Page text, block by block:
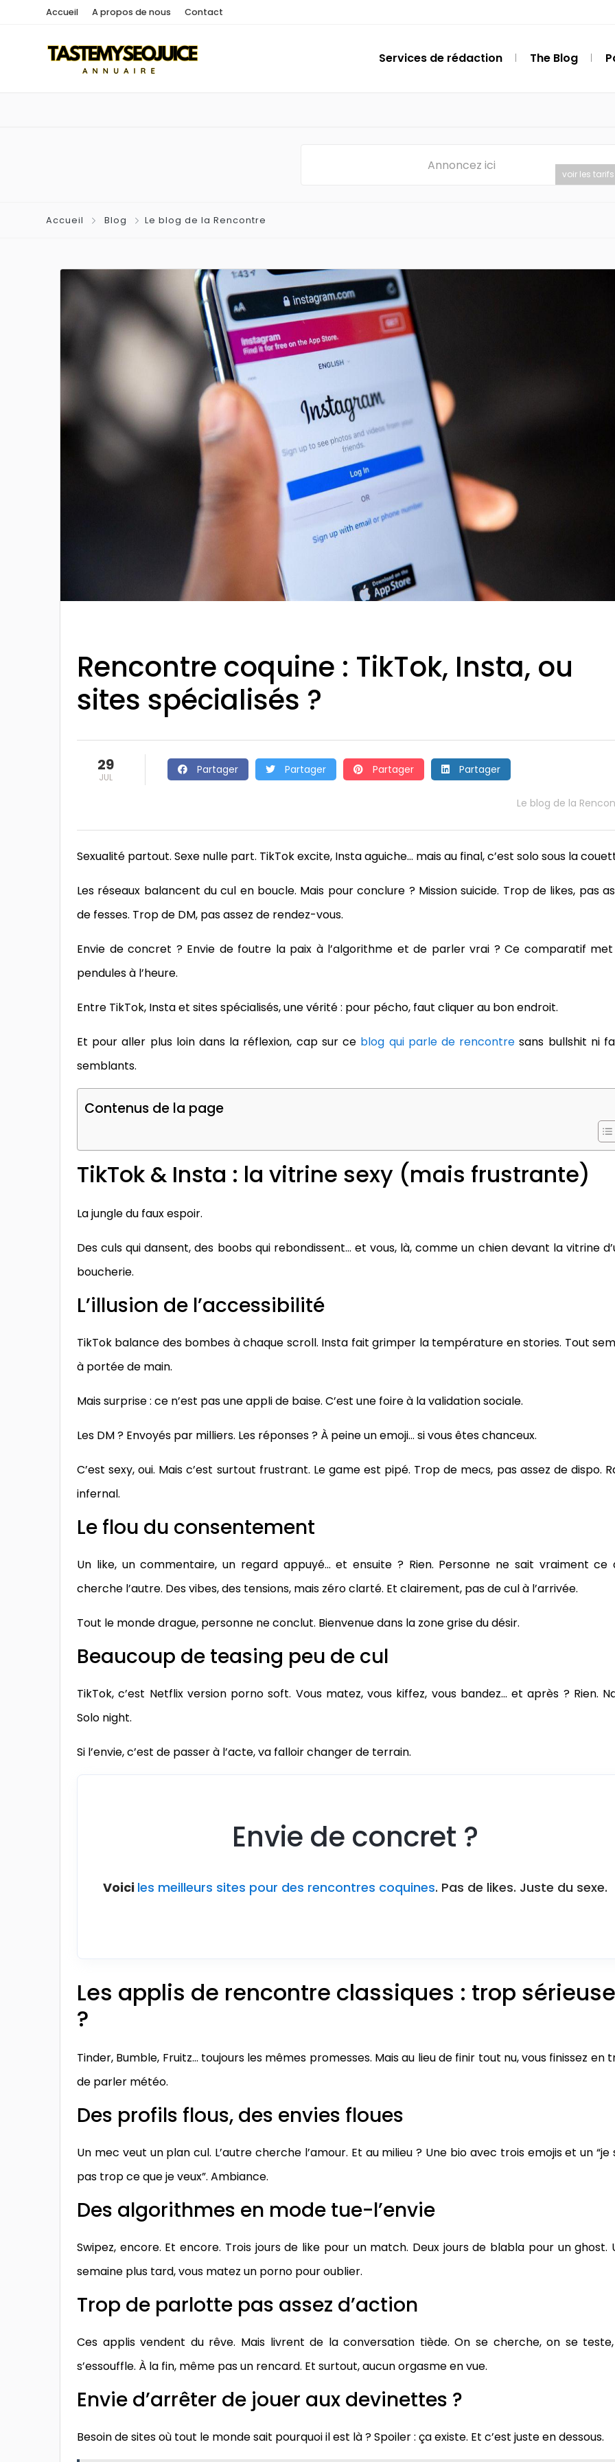
Accueil A propos de nous Contact
Services de rédaction The Blog
Annoncez ici
voir les tarifs
Accueil Blog Le blog de la Rencontre
Rencontre coquine : TikTok, Insta, ou
sites spécialisés ?
29
JUL
Partager Partager Partager Partager
Le blog de la
Sexualité partout. Sexe nulle part. TikTok excite, Insta aguiche… mais au final, c’est solo sous la
Les réseaux balancent du cul en boucle. Mais pour conclure ? Mission suicide. Trop de likes, pas
de fesses. Trop de DM, pas assez de rendez-vous.
Envie de concret ? Envie de foutre la paix à l’algorithme et de parler vrai ? Ce comparatif
pendules à l’heure.
Entre TikTok, Insta et sites spécialisés, une vérité : pour pécho, faut cliquer au bon endroit.
Et pour aller plus loin dans la réflexion, cap sur ce blog qui parle de rencontre sans bullshit ni
semblants.
Contenus de la page
TikTok & Insta : la vitrine sexy (mais frustrante)
La jungle du faux espoir.
Des culs qui dansent, des boobs qui rebondissent… et vous, là, comme un chien devant la vitrine
boucherie.
L’illusion de l’accessibilité
TikTok balance des bombes à chaque scroll. Insta fait grimper la température en stories. Tout
à portée de main.
Mais surprise : ce n’est pas une appli de baise. C’est une foire à la validation sociale.
Les DM ? Envoyés par milliers. Les réponses ? À peine un emoji… si vous êtes chanceux.
C’est sexy, oui. Mais c’est surtout frustrant. Le game est pipé. Trop de mecs, pas assez de dispo.
infernal.
Le flou du consentement
Un like, un commentaire, un regard appuyé… et ensuite ? Rien. Personne ne sait vraiment ce
cherche l’autre. Des vibes, des tensions, mais zéro clarté. Et clairement, pas de cul à l’arrivée.
Tout le monde drague, personne ne conclut. Bienvenue dans la zone grise du désir.
Beaucoup de teasing peu de cul
TikTok, c’est Netflix version porno soft. Vous matez, vous kiffez, vous bandez… et après ? Rien.
Solo night.
Si l’envie, c’est de passer à l’acte, va falloir changer de terrain.
Envie de concret ?
Voici les meilleurs sites pour des rencontres coquines. Pas de likes. Juste du sexe.
Les applis de rencontre classiques : trop
?
Tinder, Bumble, Fruitz… toujours les mêmes promesses. Mais au lieu de finir tout nu, vous finissez en
de parler météo.
Des profils flous, des envies floues
Un mec veut un plan cul. L’autre cherche l’amour. Et au milieu ? Une bio avec trois emojis et un “je
pas trop ce que je veux”. Ambiance.
Des algorithmes en mode tue-l’envie
Swipez, encore. Et encore. Trois jours de like pour un match. Deux jours de blabla pour un ghost.
semaine plus tard, vous matez un porno pour oublier.
Trop de parlotte pas assez d’action
Ces applis vendent du rêve. Mais livrent de la conversation tiède. On se cherche, on se
s’essouffle. À la fin, même pas un rencard. Et surtout, aucun orgasme en vue.
Envie d’arrêter de jouer aux devinettes ?
Besoin de sites où tout le monde sait pourquoi il est là ? Spoiler : ça existe. Et c’est juste en dessous.